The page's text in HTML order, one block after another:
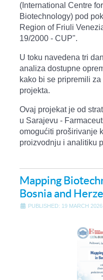
(International Centre
Biotechnology) pod
Region of Friuli
19/2000 - CUP".
U toku navedena tri
analiza dostupne
kako bi se pripremili
projekta.
Ovaj projekat je od
u Sarajevu -
omogućiti proširivanje
proizvodnju i analitiku
Mapping
Bosnia and
PUBLISHED: 19 MARCH 2026